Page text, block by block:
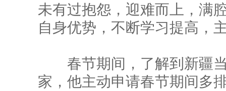
未有过抱怨，迎难而上，满
自身优势，不断学习提高，
春节期间，了解到新疆当
家，他主动申请春节期间多